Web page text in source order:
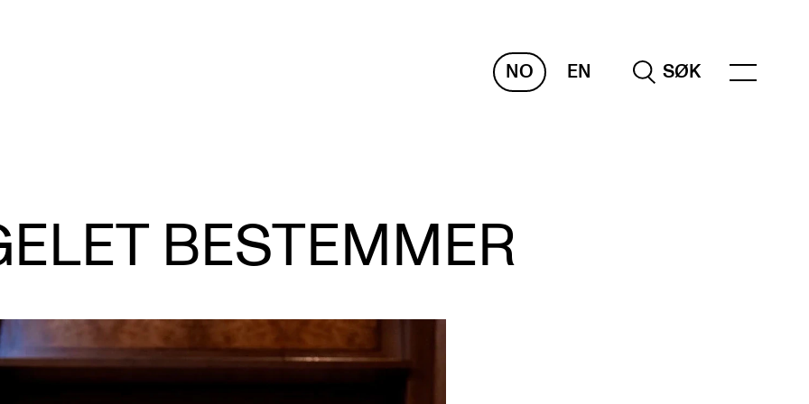
NO EN SØK
IT og digitale tjenester
Canvas
Rom og bygg
STUDENTSTØTTE
Eksamen og vitnemål
Digitale ressurser for undervisning
BESTEMMER